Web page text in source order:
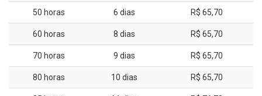
50 horas 6 dias R$ 65,70
60 horas 8 dias R$ 65,70
70 horas 9 dias R$ 65,70
80 horas 10 dias R$ 65,70